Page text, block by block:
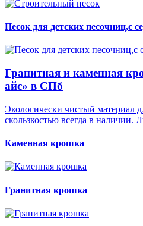
Песок для детских песочниц,с
Гранитная и каменная
айс» в СПб
Экологически чистый материал
скользкостью всегда в наличии.
Каменная крошка
Гранитная крошка